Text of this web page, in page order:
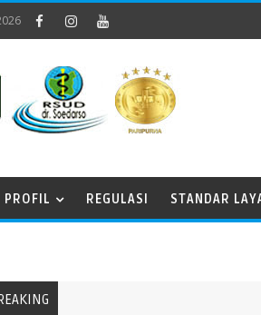
PROFIL REGULASI STANDAR